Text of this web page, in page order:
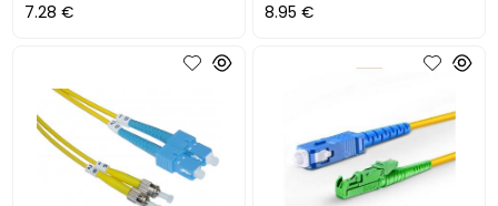
7.28 € 8.95 €